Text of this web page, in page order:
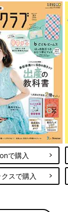
クしておいてく
削除される場合
る場合があり
で購入
スで購入